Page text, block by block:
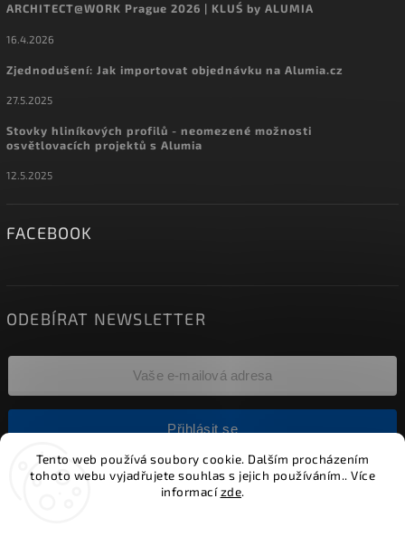
Tento web používá soubory cookie. Dalším procházením
tohoto webu vyjadřujete souhlas s jejich používáním.. Více
informacízde.
ARCHITECT@WORK Prague 2026 | KLUŚ by ALUMIA
16.4.2026
Zjednodušení: Jak importovat objednávku na Alumia.cz
27.5.2025
Stovky hliníkových profilů - neomezené možnosti
osvětlovacích projektů s Alumia
12.5.2025
FACEBOOK
ODEBÍRAT NEWSLETTER
Přihlásit se
Alumia.cz - systémy LED osvětlení